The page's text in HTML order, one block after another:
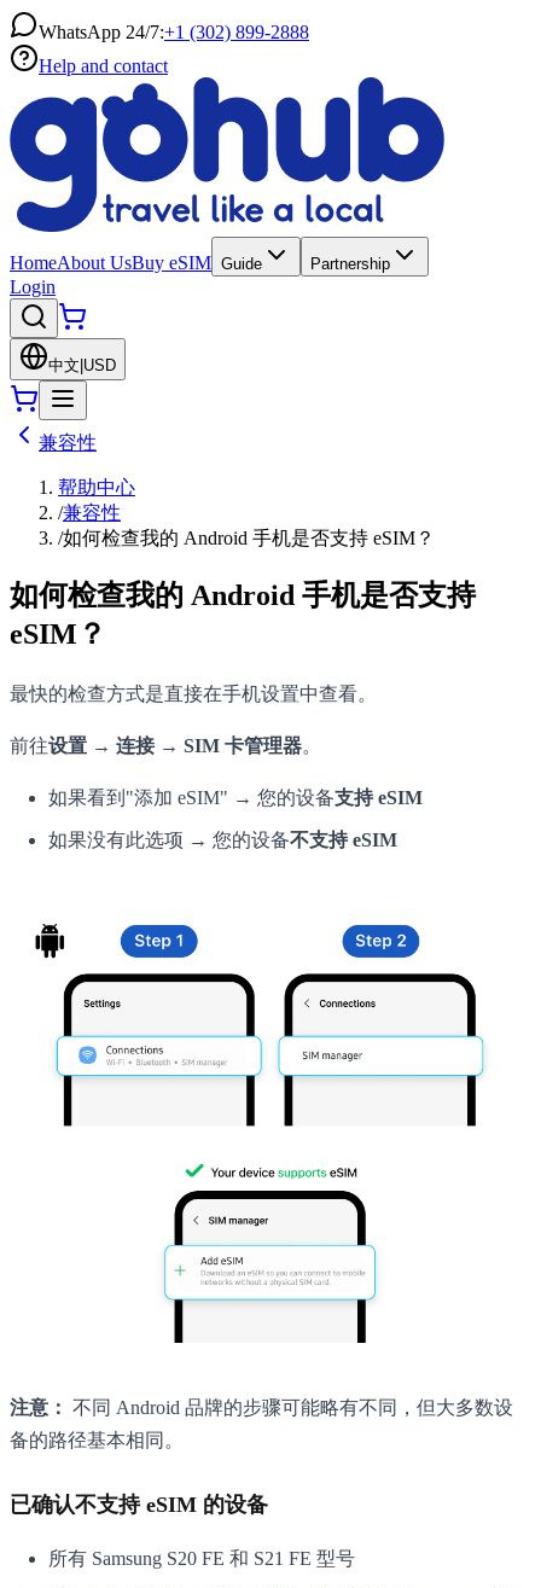
WhatsApp 24/7:+1 (302) 899-2888
Help and contact
HomeAbout UsBuy eSIM Guide Partnership
Login
中文 USD
兼容性
帮助中心
/兼容性
/如何检查我的 Android 手机是否支持 eSIM？
如何检查我的 Android 手机是否支持
eSIM？
最快的检查方式是直接在手机设置中查看。
前往设置 → 连接 → SIM 卡管理器。
如果看到"添加 eSIM" → 您的设备支持 eSIM
如果没有此选项 → 您的设备不支持 eSIM
注意： 不同 Android 品牌的步骤可能略有不同，但大多数设
备的路径基本相同。
已确认不支持 eSIM 的设备
所有 Samsung S20 FE 和 S21 FE 型号